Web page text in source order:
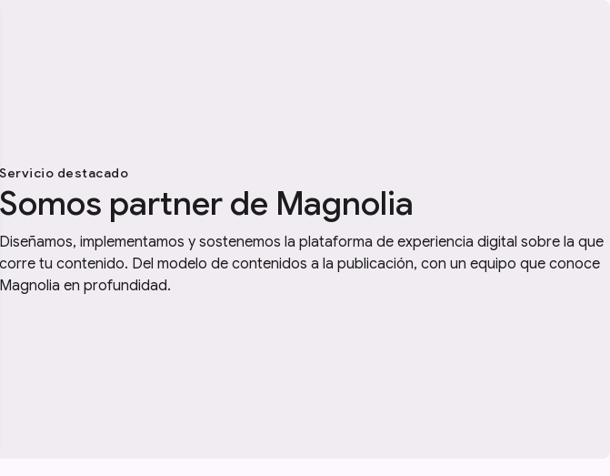
Servicio destacado
Somos partner de Magnolia
Diseñamos, implementamos y sostenemos la plataforma de experiencia digital sobre la que
corre tu contenido. Del modelo de contenidos a la publicación, con un equipo que conoce
Magnolia en profundidad.